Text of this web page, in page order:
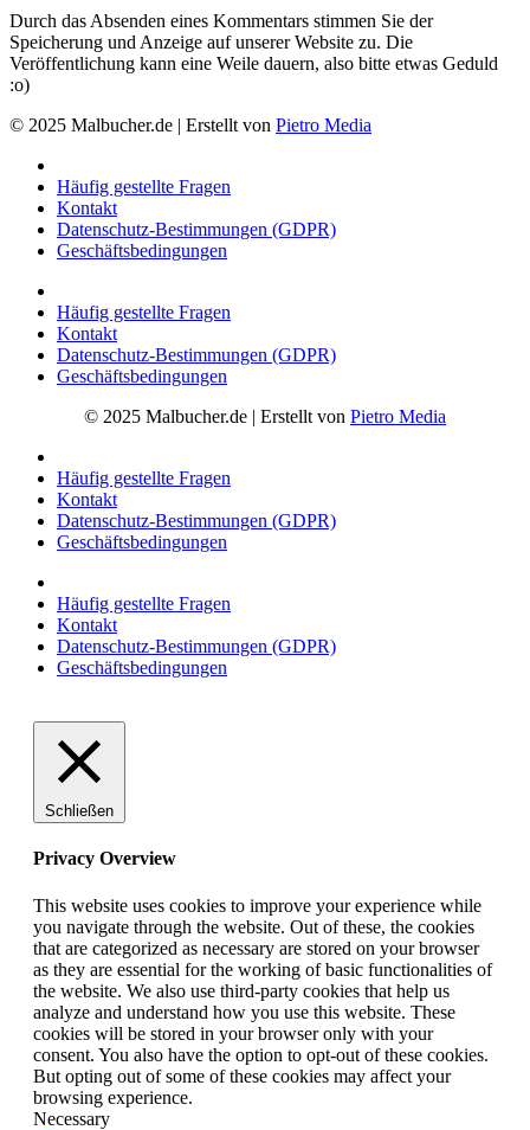
Durch das Absenden eines Kommentars stimmen Sie der
Speicherung und Anzeige auf unserer Website zu. Die
Veröffentlichung kann eine Weile dauern, also bitte etwas Geduld
:o)
© 2025 Malbucher.de | Erstellt von Pietro Media
Häufig gestellte Fragen
Kontakt
Datenschutz-Bestimmungen (GDPR)
Geschäftsbedingungen
Häufig gestellte Fragen
Kontakt
Datenschutz-Bestimmungen (GDPR)
Geschäftsbedingungen
© 2025 Malbucher.de | Erstellt von Pietro Media
Häufig gestellte Fragen
Kontakt
Datenschutz-Bestimmungen (GDPR)
Geschäftsbedingungen
Häufig gestellte Fragen
Kontakt
Datenschutz-Bestimmungen (GDPR)
Geschäftsbedingungen
Schließen
Privacy Overview
This website uses cookies to improve your experience while
you navigate through the website. Out of these, the cookies
that are categorized as necessary are stored on your browser
as they are essential for the working of basic functionalities of
the website. We also use third-party cookies that help us
analyze and understand how you use this website. These
cookies will be stored in your browser only with your
consent. You also have the option to opt-out of these cookies.
But opting out of some of these cookies may affect your
browsing experience.
Necessary